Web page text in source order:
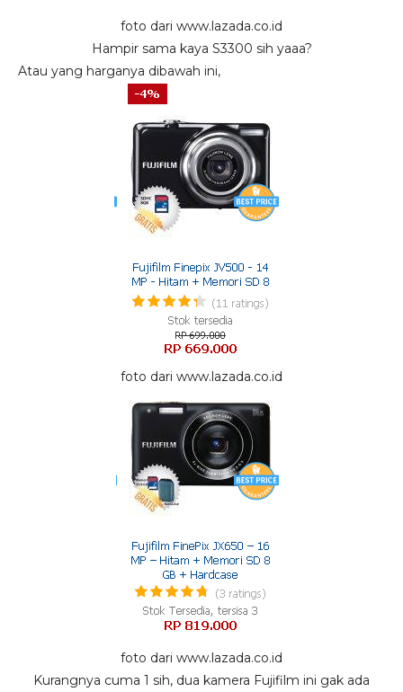
foto dari www.lazada.co.id
Hampir sama kaya S3300 sih yaaa?
Atau yang harganya dibawah ini,
foto dari www.lazada.co.id
foto dari www.lazada.co.id
Kurangnya cuma 1 sih, dua kamera Fujifilm ini gak ada